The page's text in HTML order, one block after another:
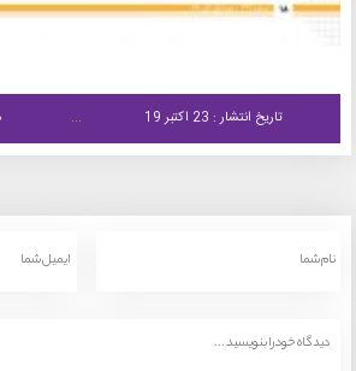
تاریخ انتشار : 23 اکتبر 19